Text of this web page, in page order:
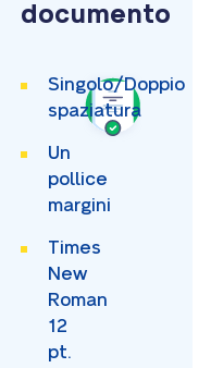
documento
Singolo/Doppio
spaziatura
Un
pollice
margini
Times
New
Roman
12
pt.